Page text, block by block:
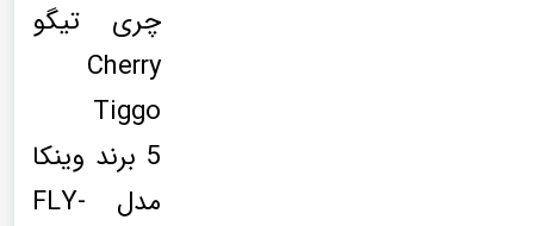
چری تیگو
Cherry
Tiggo
5 برند وینکا
مدل FLY-